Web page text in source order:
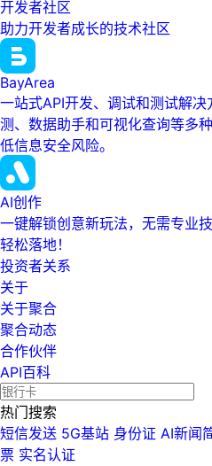
开发者社区
助力开发者成长的技术社区
BayArea
一站式API开发、调试和测试解
测、数据助手和可视化查询等多
低信息安全风险。
AI创作
一键解锁创意新玩法，无需专业
轻松落地！
投资者关系
关于
关于聚合
聚合动态
合作伙伴
API百科
热门搜索
短信发送 5G基站 身份证 AI新闻
票 实名认证